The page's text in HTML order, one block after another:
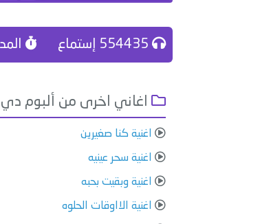
المدة
اغاني اخرى من ألبوم
اغنية كنا صغيرين
اغنية سحر عينيه
اغنية وبقيت بحبه
اغنية الااوقات الحلوه